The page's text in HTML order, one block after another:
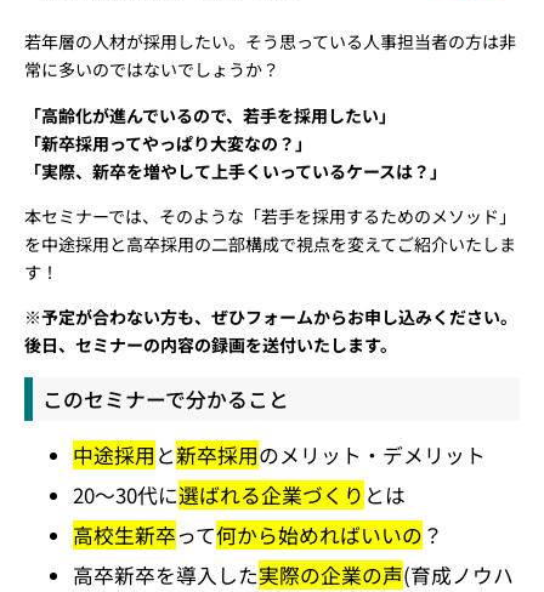
若年層の人材が採用したい。そう思っている人事担当者の方は非
常に多いのではないでしょうか？
「高齢化が進んでいるので、若手を採用したい」
「新卒採用ってやっぱり大変なの？」
「実際、新卒を増やして上手くいっているケースは？」
本セミナーでは、そのような「若手を採用するためのメソッド」
を中途採用と高卒採用の二部構成で視点を変えてご紹介いたしま
す！
※予定が合わない方も、ぜひフォームからお申し込みください。
後日、セミナーの内容の録画を送付いたします。
このセミナーで分かること
中途採用 と新卒採用のメリット・デメリット
20～30代に選ばれる企業づくり とは
高校生新卒って何から始めればいいの ？
高卒新卒を導入した実際の企業の声(育成ノウハ